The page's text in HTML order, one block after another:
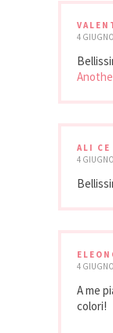
4
ALI CE
4
4
A me
colori!